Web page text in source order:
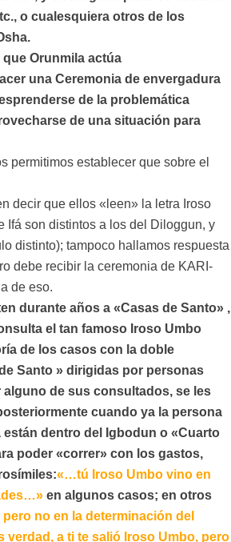
o cualesquiera otros de los
Orunmila actúa
una Ceremonia de envergadura
de la problemática
de una situación para
permitimos establecer que sobre el
decir que ellos «leen» la letra Iroso
Ifá son distintos a los del Diloggun, y
distinto); tampoco hallamos respuesta
debe recibir la ceremonia de KARI-
de eso.
durante años a «Casas de Santo» ,
el tan famoso Iroso Umbo
de los casos con la doble
Santo » dirigidas por personas
de sus consultados, se les
cuando ya la persona
dentro del Igbodun o «Cuarto
poder «correr» con los gastos,
«…tú Iroso Umbo vino en
en algunos casos; en otros
no en la determinación del
verdad, a ti te salió Iroso Umbo, pero